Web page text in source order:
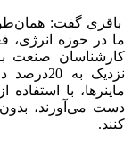
باقری گفت:
ما در حوزه انرژی،
کارشناسان صنعت
نزدیک
ماینرها، با
دست می‌آورند،
کنند.